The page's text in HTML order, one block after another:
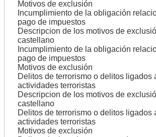
Motivos de exclusión
Incumplimiento de la obligación
pago de impuestos
Descripcion de los motivos de
castellano
Incumplimiento de la obligación
pago de impuestos
Motivos de exclusión
Delitos de terrorismo o delitos ligados
actividades terroristas
Descripcion de los motivos de
castellano
Delitos de terrorismo o delitos ligados
actividades terroristas
Motivos de exclusión